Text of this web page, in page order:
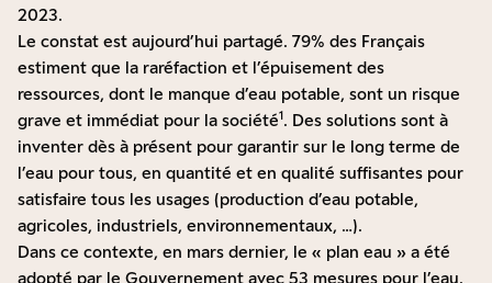
2023.
Le constat est aujourd’hui partagé. 79% des Français
estiment que la raréfaction et l’épuisement des
ressources, dont le manque d’eau potable, sont un risque
grave et immédiat pour la société1. Des solutions sont à
inventer dès à présent pour garantir sur le long terme de
l’eau pour tous, en quantité et en qualité suffisantes pour
satisfaire tous les usages (production d’eau potable,
agricoles, industriels, environnementaux, …).
Dans ce contexte, en mars dernier, le « plan eau » a été
adopté par le Gouvernement avec 53 mesures pour l’eau.